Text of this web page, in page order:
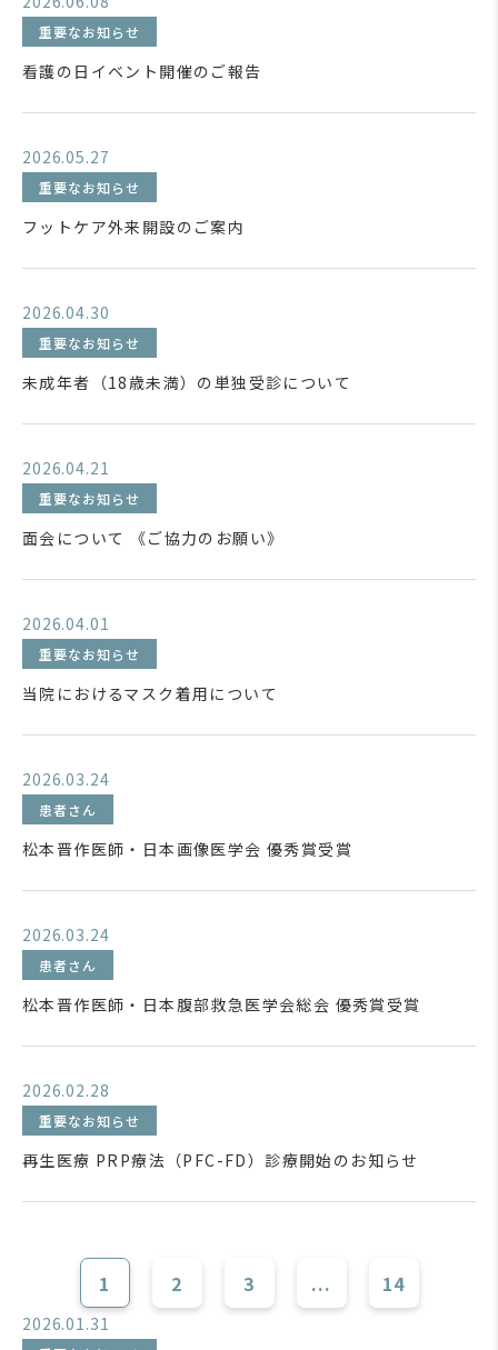
重要なお知らせ
看護の日イベント開催のご報告
2026.05.27
重要なお知らせ
フットケア外来開設のご案内
2026.04.30
重要なお知らせ
未成年者（18歳未満）の単独受診について
2026.04.21
重要なお知らせ
面会について 《ご協力のお願い》
2026.04.01
重要なお知らせ
当院におけるマスク着用について
2026.03.24
患者さん
松本晋作医師・日本画像医学会 優秀賞受賞
2026.03.24
患者さん
松本晋作医師・日本腹部救急医学会総会 優秀賞受賞
2026.02.28
重要なお知らせ
再生医療 PRP療法（PFC-FD）診療開始のお知らせ
1 2 3 ... 14
2026.01.31